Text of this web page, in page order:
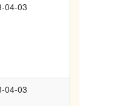
04-03
04-03